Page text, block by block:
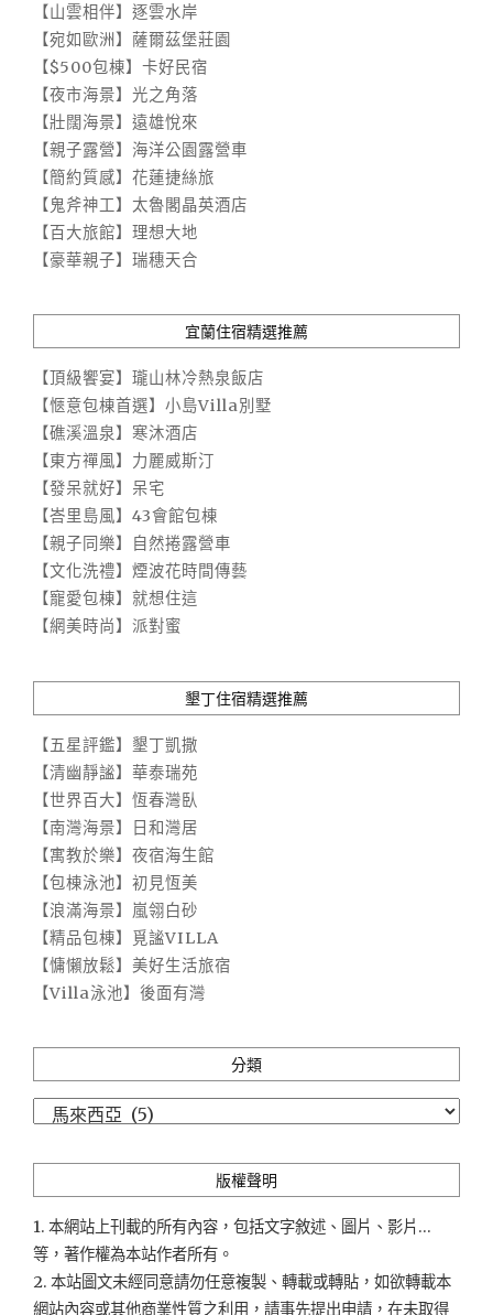
【山雲相伴】逐雲水岸
【宛如歐洲】薩爾茲堡莊園
【$500包棟】卡好民宿
【夜市海景】光之角落
【壯闊海景】遠雄悅來
【親子露營】海洋公園露營車
【簡約質感】花蓮捷絲旅
【鬼斧神工】太魯閣晶英酒店
【百大旅館】理想大地
【豪華親子】瑞穗天合
宜蘭住宿精選推薦
【頂級饗宴】瓏山林冷熱泉飯店
【愜意包棟首選】小島Villa別墅
【礁溪溫泉】寒沐酒店
【東方禪風】力麗威斯汀
【發呆就好】呆宅
【峇里島風】43會館包棟
【親子同樂】自然捲露營車
【文化洗禮】煙波花時間傳藝
【寵愛包棟】就想住這
【網美時尚】派對蜜
墾丁住宿精選推薦
【五星評鑑】墾丁凱撒
【清幽靜謐】華泰瑞苑
【世界百大】恆春灣臥
【南灣海景】日和灣居
【寓教於樂】夜宿海生館
【包棟泳池】初見恆美
【浪滿海景】嵐翎白砂
【精品包棟】覓謐VILLA
【慵懶放鬆】美好生活旅宿
【Villa泳池】後面有灣
分類
版權聲明
1. 本網站上刊載的所有內容，包括文字敘述、圖片、影片...
等，著作權為本站作者所有。
2. 本站圖文未經同意請勿任意複製、轉載或轉貼，如欲轉載本
網站內容或其他商業性質之利用，請事先提出申請，在未取得